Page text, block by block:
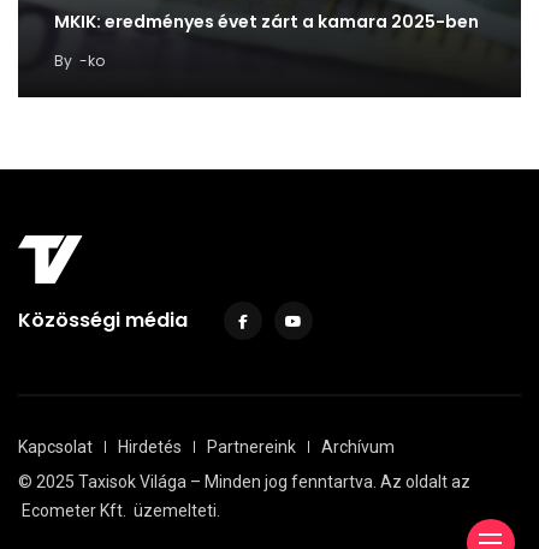
MKIK: eredményes évet zárt a kamara 2025-ben
By -ko
Közösségi média
Kapcsolat Hirdetés Partnereink
Archívum
© 2025 Taxisok Világa – Minden jog fenntartva. Az oldalt az
Ecometer Kft. üzemelteti.